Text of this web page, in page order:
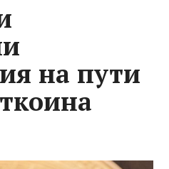
на пути